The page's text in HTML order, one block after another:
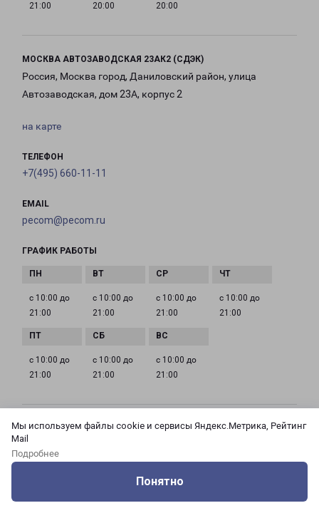
Мы используем файлы cookie и сервисы Яндекс.Метрика, Рейтинг
Mail
Подробнее
Понятно
21:00
20:00
20:00
МОСКВА АВТОЗАВОДСКАЯ 23АК2 (СДЭК)
Россия, Москва город, Даниловский район, улица
Автозаводская, дом 23А, корпус 2
на карте
ТЕЛЕФОН
+7(495) 660-11-11
EMAIL
pecom@pecom.ru
ГРАФИК РАБОТЫ
с 10:00 до
21:00
с 10:00 до
21:00
с 10:00 до
21:00
с 10:00 до
21:00
с 10:00 до
21:00
с 10:00 до
21:00
с 10:00 до
21:00
МОСКВА АЗОВСКАЯ 24 КОРПУС 3
Россия, Москва город, Зюзино район, улица
Азовская, дом 24, корпус 3